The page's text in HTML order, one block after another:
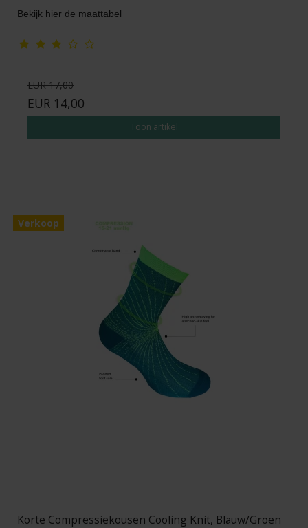
Bekijk hier de maattabel
EUR 17,00
EUR 14,00
Toon artikel
Verkoop
Korte Compressiekousen Cooling Knit, Blauw/Groen